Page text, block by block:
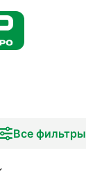
Все фильтры